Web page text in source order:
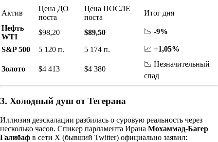
Актив
Цена ДО
поста
Цена ПОСЛЕ
поста
Итог дня
Нефть
WTI
$98,20 $89,50 📉 -9%
S&P 500 5 120 п. 5 174 п. 📈 +1,05%
Золото $4 413 $4 380
📉 Незначительный
спад
3. Холодный душ от Тегерана
Иллюзия деэскалации разбилась о суровую реальность через
несколько часов. Спикер парламента Ирана Мохаммад-Багер
Галибаф в сети X (бывший Twitter) официально заявил: